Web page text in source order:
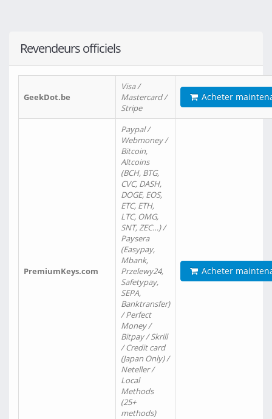
Revendeurs officiels
GeekDot.be
Visa /
Mastercard /
Stripe
Acheter
PremiumKeys.com
Paypal /
Webmoney /
Bitcoin,
Altcoins
(BCH, BTG,
CVC, DASH,
DOGE, EOS,
ETC, ETH,
LTC, OMG,
SNT, ZEC…) /
Paysera
(Easypay,
Mbank,
Przelewy24,
Safetypay,
SEPA,
Banktransfer)
/ Perfect
Money /
Bitpay / Skrill
/ Credit card
(Japan Only) /
Neteller /
Local
Methods
(25+
methods)
Acheter